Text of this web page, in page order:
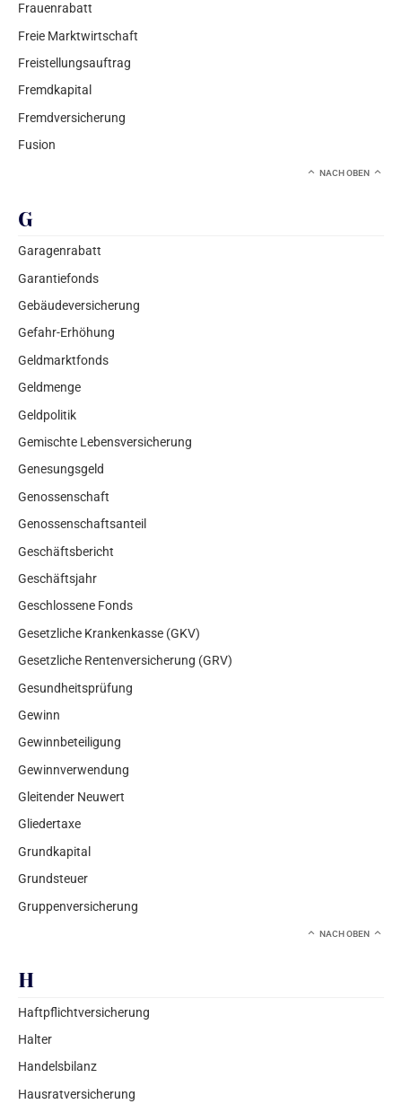
Frauenrabatt
Freie Marktwirtschaft
Freistellungsauftrag
Fremdkapital
Fremdversicherung
Fusion
NACH OBEN
G
Garagenrabatt
Garantiefonds
Gebäudeversicherung
Gefahr-Erhöhung
Geldmarktfonds
Geldmenge
Geldpolitik
Gemischte Lebensversicherung
Genesungsgeld
Genossenschaft
Genossenschaftsanteil
Geschäftsbericht
Geschäftsjahr
Geschlossene Fonds
Gesetzliche Krankenkasse (GKV)
Gesetzliche Rentenversicherung (GRV)
Gesundheitsprüfung
Gewinn
Gewinnbeteiligung
Gewinnverwendung
Gleitender Neuwert
Gliedertaxe
Grundkapital
Grundsteuer
Gruppenversicherung
NACH OBEN
H
Haftpflichtversicherung
Halter
Handelsbilanz
Hausratversicherung